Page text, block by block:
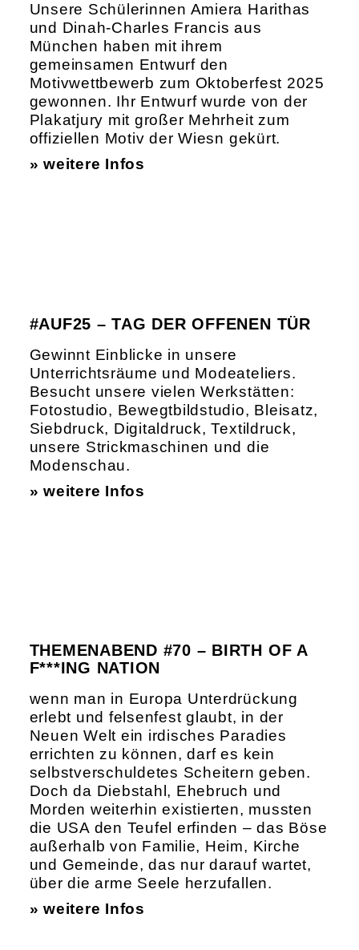
Unsere Schülerinnen Amiera Harithas
und Dinah-Charles Francis aus
München haben mit ihrem
gemeinsamen Entwurf den
Motivwettbewerb zum Oktoberfest 2025
gewonnen. Ihr Entwurf wurde von der
Plakatjury mit großer Mehrheit zum
offiziellen Motiv der Wiesn gekürt.
» weitere Infos
#AUF25 – TAG DER OFFENEN TÜR
Gewinnt Einblicke in unsere
Unterrichtsräume und Modeateliers.
Besucht unsere vielen Werkstätten:
Fotostudio, Bewegtbildstudio, Bleisatz,
Siebdruck, Digitaldruck, Textildruck,
unsere Strickmaschinen und die
Modenschau.
» weitere Infos
THEMENABEND #70 – BIRTH OF A
F***ING NATION
wenn man in Europa Unterdrückung
erlebt und felsenfest glaubt, in der
Neuen Welt ein irdisches Paradies
errichten zu können, darf es kein
selbstverschuldetes Scheitern geben.
Doch da Diebstahl, Ehebruch und
Morden weiterhin existierten, mussten
die USA den Teufel erfinden – das Böse
außerhalb von Familie, Heim, Kirche
und Gemeinde, das nur darauf wartet,
über die arme Seele herzufallen.
» weitere Infos